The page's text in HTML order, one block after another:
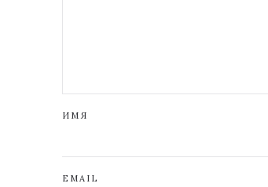
ИМЯ
EMAIL